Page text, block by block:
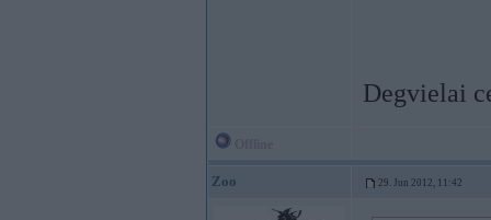
Degvielai
Zoo 29. Jun 2012, 11:42